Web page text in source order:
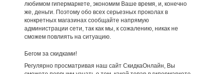
любимом гипермаркете, экономим Ваше время, и, конечно
же, деньги. Поэтому обо всех серьезных проколах в
конкретных магазинах сообщайте напрямую
администрации сети, так как мы, к сожалению, никак не
сможем повлиять на ситуацию.
Бегом за скидками!
Регулярно просматривая наш сайт СкидкаОнлайн, Вы